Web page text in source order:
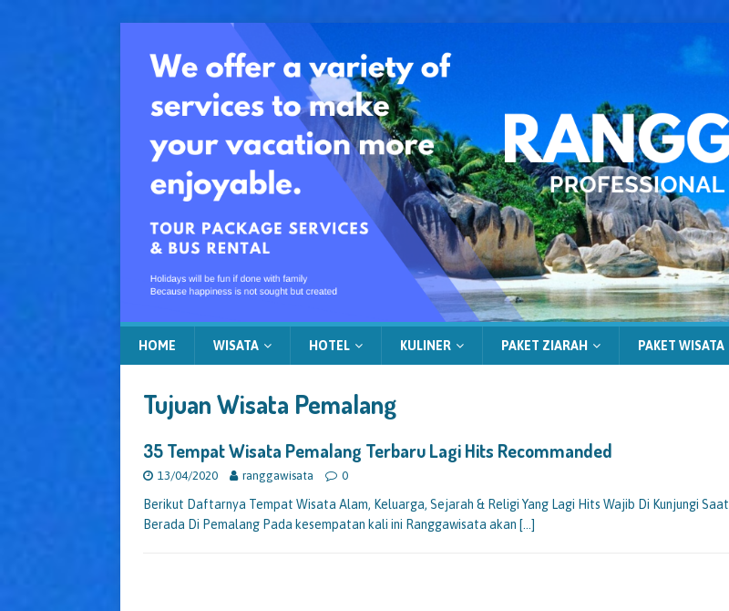
HOME WISATA HOTEL KULINER PAKET ZIARAH PAKET WISATA
Tujuan Wisata Pemalang
35 Tempat Wisata Pemalang Terbaru Lagi Hits Recommanded
13/04/2020 ranggawisata 0
Berikut Daftarnya Tempat Wisata Alam, Keluarga, Sejarah & Religi Yang Lagi Hits Wajib Di Kunjungi Saat
Berada Di Pemalang Pada kesempatan kali ini Ranggawisata akan […]